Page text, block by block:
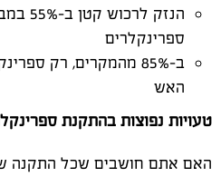
הנזק
ספרינקלרים
ב-85% מהמקרים, רק
האש
טעויות נפוצות בהתקנת
האם אתם חושבים שכל התקנה